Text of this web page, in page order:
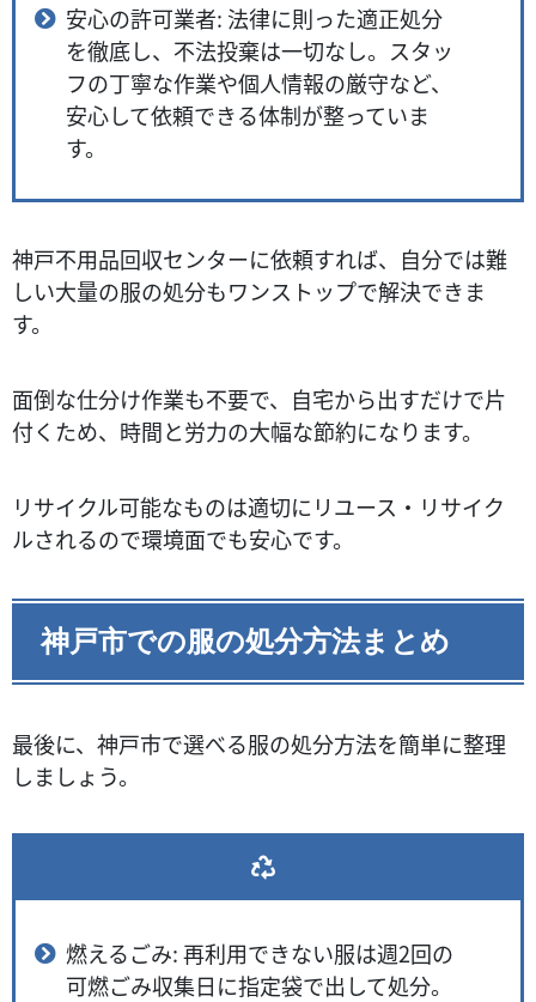
安心の許可業者: 法律に則った適正処分
を徹底し、不法投棄は一切なし。スタッ
フの丁寧な作業や個人情報の厳守など、
安心して依頼できる体制が整っていま
す。
神戸不用品回収センターに依頼すれば、自分では難
しい大量の服の処分もワンストップで解決できま
す。
面倒な仕分け作業も不要で、自宅から出すだけで片
付くため、時間と労力の大幅な節約になります。
リサイクル可能なものは適切にリユース・リサイク
ルされるので環境面でも安心です。
神戸市での服の処分方法まとめ
最後に、神戸市で選べる服の処分方法を簡単に整理
しましょう。
燃えるごみ: 再利用できない服は週2回の
可燃ごみ収集日に指定袋で出して処分。